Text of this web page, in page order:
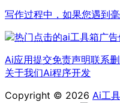
写作过程中，如果您遇到
Ai应用提交免责声明联系
关于我们Ai程序开发
Copyright © 2026 Ai工